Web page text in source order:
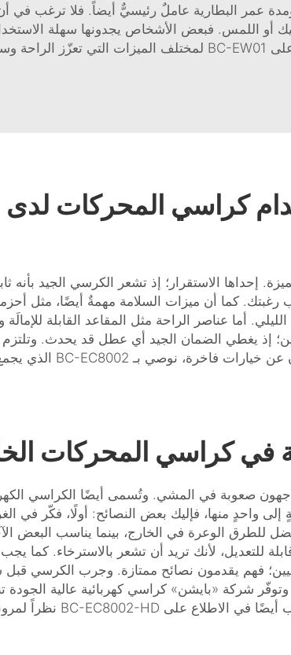
ومدة عمر البطارية عاملٌ رئيسيٌّ أيضاً. فلا ترغب في
أو اللمس. فبعض الأشخاص يجدونها سهلة
BC-EW01 لمختلف الميزات التي تعزّز الراحة
كراسي المحركات
إحداها الاستقرار؛ إذ تشعر الكرسي الجيد
كما أن ميزات السلامة مهمةٌ أيضًا، مثل أحزمة
أما عناصر الراحة مثل المقاعد القابلة
إذ يغطي الضمان الجيد أي عطل قد يحدث.
عن خيارات فاخرة، نوصي بـ BC-EC8002 الذي
في كراسي المحركات
صعوبة في المشي. وتُسمى أيضًا الكراسي
إلى واحدٍ منها، فإليك بعض النصائح: أولًا، فكّر
للطرق الوعرة في الخارج، بينما يناسب البعض
للتعديل، لأنك تريد أن تشعر بالاسترخاء.
فهم يقدمون نصائح ممتازة. وجرب الكرسي قبل
شركة «بايشن» كراسي كهربائية عالية الجودة
أيضًا في الاطلاع على BC-EC8002-HD نظراً